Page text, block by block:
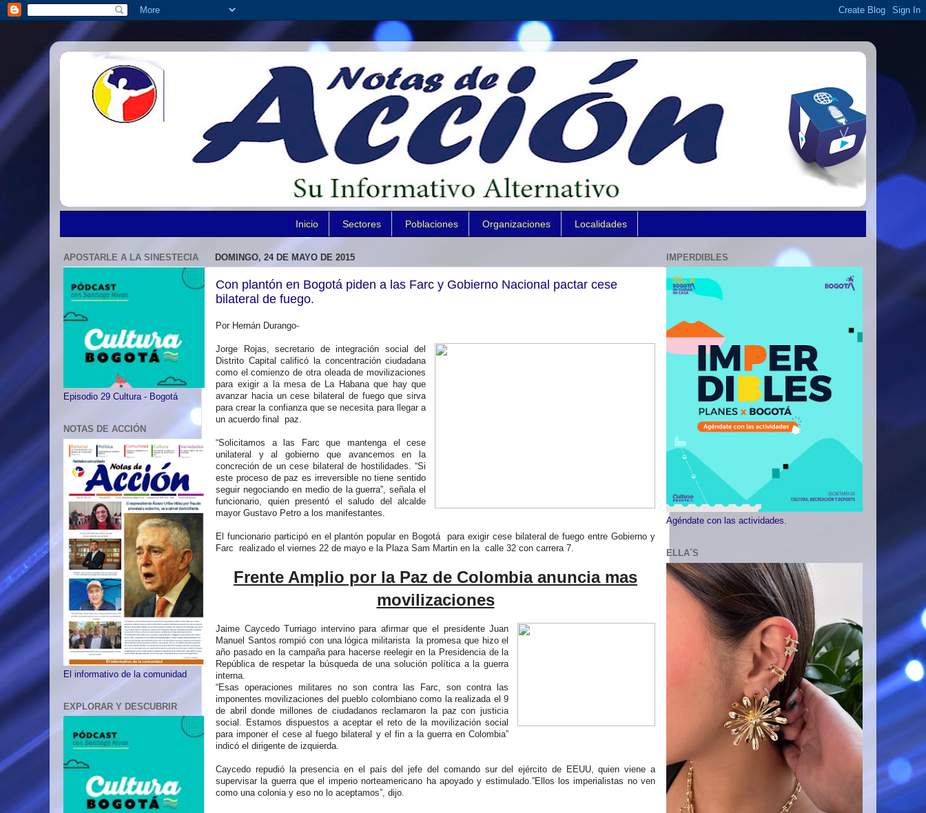
Inicio Sectores Poblaciones Organizaciones Localidades
DOMINGO, 24 DE MAYO DE 2015
Con plantón en Bogotá piden a las Farc y Gobierno Nacional pactar cese
bilateral de fuego.
Por Hernán Durango-
Jorge Rojas, secretario de integración social del
Distrito Capital calificó la concentración ciudadana
como el comienzo de otra oleada de movilizaciones
para exigir a la mesa de La Habana que hay que
avanzar hacia un cese bilateral de fuego que sirva
para crear la confianza que se necesita para llegar a
un acuerdo final paz.
“Solicitamos a las Farc que mantenga el cese
unilateral y al gobierno que avancemos en la
concreción de un cese bilateral de hostilidades. “Si
este proceso de paz es irreversible no tiene sentido
seguir negociando en medio de la guerra”, señala el
funcionario, quien presentó el saludo del alcalde
mayor Gustavo Petro a los manifestantes.
El funcionario participó en el plantón popular en Bogotá para exigir cese bilateral de fuego entre Gobierno y
Farc realizado el viernes 22 de mayo e la Plaza Sam Martin en la calle 32 con carrera 7.
Frente Amplio por la Paz de Colombia anuncia mas
movilizaciones
Jaime Caycedo Turriago intervino para afirmar que el presidente Juan
Manuel Santos rompió con una lógica militarista la promesa que hizo el
año pasado en la campaña para hacerse reelegir en la Presidencia de la
República de respetar la búsqueda de una solución política a la guerra
interna.
“Esas operaciones militares no son contra las Farc, son contra las
imponentes movilizaciones del pueblo colombiano como la realizada el 9
de abril donde millones de ciudadanos reclamaron la paz con justicia
social. Estamos dispuestos a aceptar el reto de la movilización social
para imponer el cese al fuego bilateral y el fin a la guerra en Colombia”
indicó el dirigente de izquierda.
Caycedo repudió la presencia en el país del jefe del comando sur del ejército de EEUU, quien viene a
supervisar la guerra que el imperio norteamericano ha apoyado y estimulado.”Ellos los imperialistas no ven
como una colonia y eso no lo aceptamos”, dijo.
APOSTARLE A LA SINESTECIA
Episodio 29 Cultura - Bogotá
NOTAS DE ACCIÓN
El informativo de la comunidad
EXPLORAR Y DESCUBRIR
IMPERDIBLES
Agéndate con las actividades.
ELLA´S